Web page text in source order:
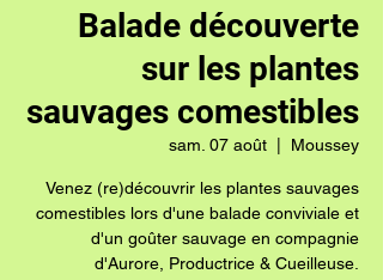
Balade découverte
sur les plantes
sauvages comestibles
sam. 07 août Moussey
Venez (re)découvrir les plantes sauvages
comestibles lors d'une balade conviviale et
d'un goûter sauvage en compagnie
d'Aurore, Productrice & Cueilleuse.